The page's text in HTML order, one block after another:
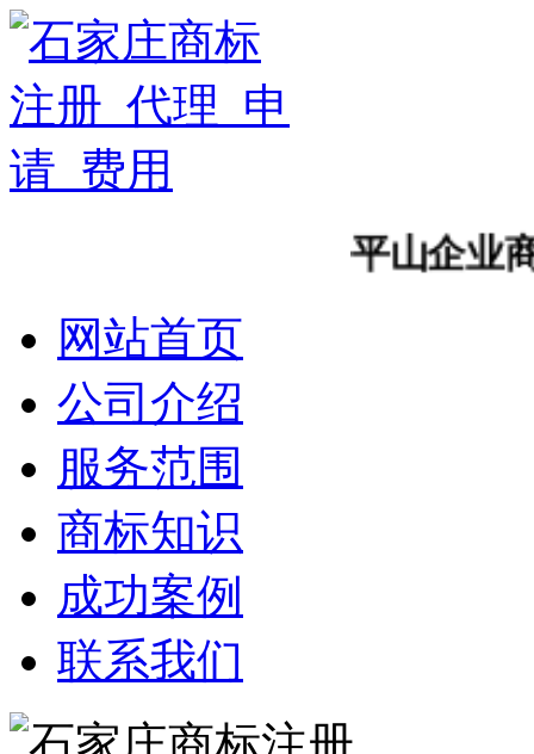
平山企业商
网站首页
公司介绍
服务范围
商标知识
成功案例
联系我们